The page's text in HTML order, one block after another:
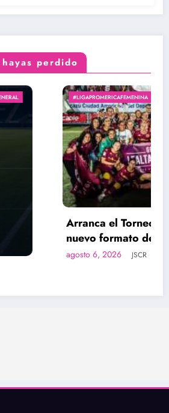
perdido
PRIMERA DIVISIÓN
de Apertura 2026 con
de competencia.
JSCR